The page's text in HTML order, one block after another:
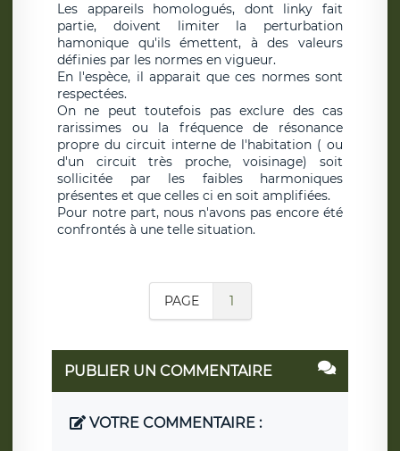
Les appareils homologués, dont linky fait
partie, doivent limiter la perturbation
hamonique qu'ils émettent, à des valeurs
définies par les normes en vigueur.
En l'espèce, il apparait que ces normes sont
respectées.
On ne peut toutefois pas exclure des cas
rarissimes ou la fréquence de résonance
propre du circuit interne de l'habitation ( ou
d'un circuit très proche, voisinage) soit
sollicitée par les faibles harmoniques
présentes et que celles ci en soit amplifiées.
Pour notre part, nous n'avons pas encore été
confrontés à une telle situation.
PAGE 1
PUBLIER UN COMMENTAIRE
VOTRE COMMENTAIRE :